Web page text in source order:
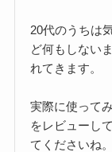
20代のうちは
ど何もしない
れてきます。
実際に使って
をレビューし
てくださいね。